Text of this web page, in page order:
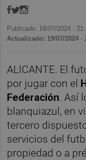
Publicado: 19/07/2024 ·
Actualizado: 19/07/2024 ·
ALICANTE. El
por jugar con el
Federación. Así
blanquiazul, en
tercero
servicios del
propiedad o a